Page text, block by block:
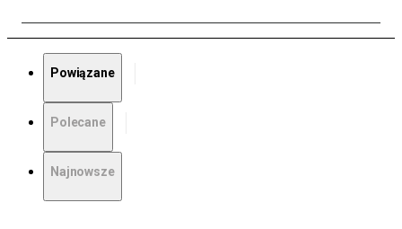
Powiązane
Polecane
Najnowsze